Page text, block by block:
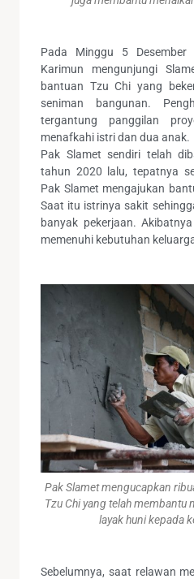
Pada Minggu 5
Karimun mengunjungi
bantuan Tzu Chi yang
seniman bangunan.
tergantung panggilan
menafkahi istri dan dua anak.
Pak Slamet sendiri telah
tahun 2020 lalu, tepatnya
Pak Slamet mengajukan
Saat itu istrinya sakit
banyak pekerjaan.
memenuhi kebutuhan
Pak Slamet mengucapkan
Tzu Chi yang telah membantu
layak huni kepada
Sebelumnya, saat relawan